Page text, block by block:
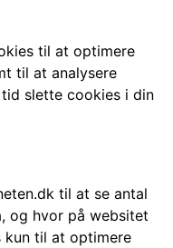
til at optimere
til at analysere
slette cookies i din
til at se antal
og hvor på websitet
kun til at optimere